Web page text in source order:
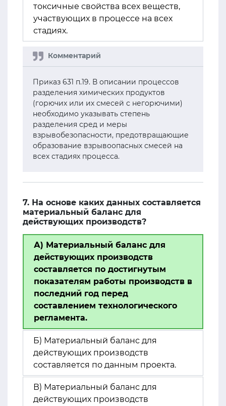
токсичные свойства всех веществ,
участвующих в процессе на всех
стадиях.
Приказ 631 п.19. В описании процессов
разделения химических продуктов
(горючих или их смесей с негорючими)
необходимо указывать степень
разделения сред и меры
взрывобезопасности, предотвращающие
образование взрывоопасных смесей на
всех стадиях процесса.
7. На основе каких данных составляется
материальный баланс для
действующих производств?
А) Материальный баланс для
действующих производств
составляется по достигнутым
показателям работы производств в
последний год перед
составлением технологического
регламента.
Б) Материальный баланс для
действующих производств
составляется по данным проекта.
В) Материальный баланс для
действующих производств